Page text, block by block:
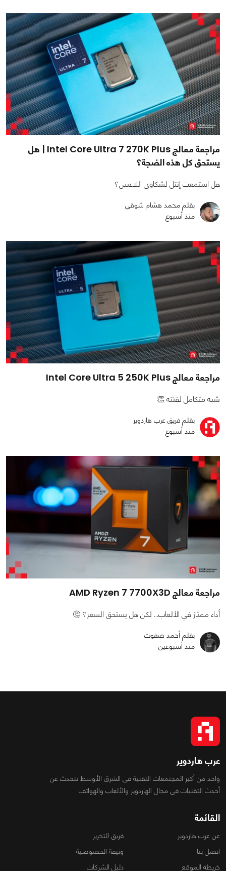
مراجعة معالج Intel Core Ultra 7 270K Plus | هل
يستحق كل هذه الضجة؟
هل استمعت إنتل لشكاوى اللاعبين؟
بقلم محمد هشام شوقي
منذ أسبوع
مراجعة معالج Intel Core Ultra 5 250K Plus
شبه متكامل لفئته 👏
بقلم فريق عرب هاردوير
منذ أسبوع
مراجعة معالج AMD Ryzen 7 7700X3D
أداء ممتاز في الألعاب... لكن هل يستحق السعر؟ 🤔
بقلم أحمد صفوت
منذ أسبوعين
عرب هاردوير
واحد من أكبر المجتمعات التقنية فى الشرق الأوسط تتحدث عن
أحدث التقنيات فى مجال الهاردوير والألعاب والهواتف
القائمة
عن عرب هاردوير
فريق التحرير
اتصل بنا
وثيقة الخصوصية
خريطة الموقع
دليل الشركات